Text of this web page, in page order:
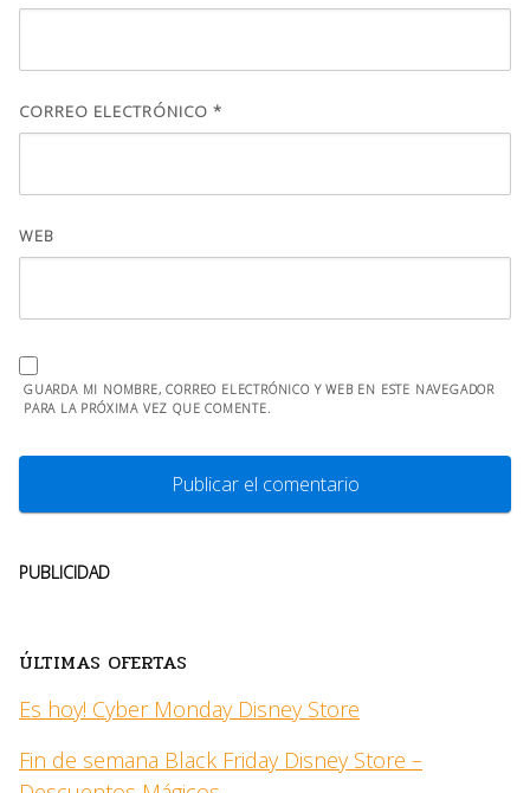
CORREO ELECTRÓNICO *
WEB
GUARDA MI NOMBRE, CORREO ELECTRÓNICO Y WEB EN ESTE NAVEGADOR
PARA LA PRÓXIMA VEZ QUE COMENTE.
PUBLICIDAD
ÚLTIMAS OFERTAS
Es hoy! Cyber Monday Disney Store
Fin de semana Black Friday Disney Store –